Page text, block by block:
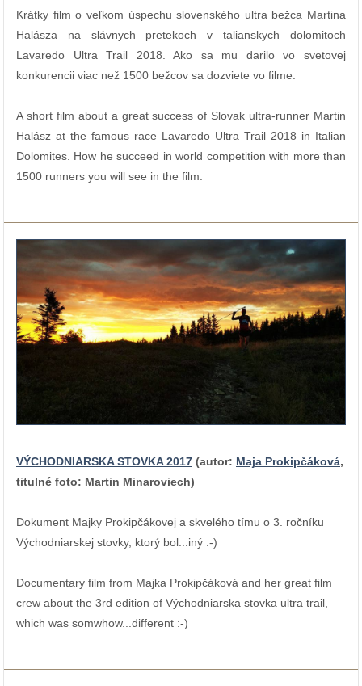
Krátky film o veľkom úspechu slovenského ultra bežca Martina
Halásza na slávnych pretekoch v talianskych dolomitoch
Lavaredo Ultra Trail 2018. Ako sa mu darilo vo svetovej
konkurencii viac než 1500 bežcov sa dozviete vo filme.
A short film about a great success of Slovak ultra-runner Martin
Halász at the famous race Lavaredo Ultra Trail 2018 in Italian
Dolomites. How he succeed in world competition with more than
1500 runners you will see in the film.
VÝCHODNIARSKA STOVKA 2017 (autor: Maja Prokipčáková,
titulné foto: Martin Minaroviech)
Dokument Majky Prokipčákovej a skvelého tímu o 3. ročníku
Východniarskej stovky, ktorý bol...iný :-)
Documentary film from Majka Prokipčáková and her great film
crew about the 3rd edition of Východniarska stovka ultra trail,
which was somwhow...different :-)